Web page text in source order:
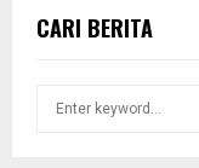
CARI BERITA